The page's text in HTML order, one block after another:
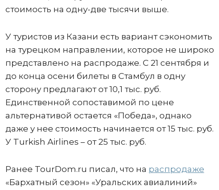
стоимость на одну-две тысячи выше.
У туристов из Казани есть вариант сэкономить
на турецком направлении, которое не широко
представлено на распродаже. С 21 сентября и
до конца осени билеты в Стамбул в одну
сторону предлагают от 10,1 тыс. руб.
Единственной сопоставимой по цене
альтернативой остается «Победа», однако
даже у нее стоимость начинается от 15 тыс. руб.
У Turkish Airlines – от 25 тыс. руб.
Ранее TourDom.ru писал, что на распродаже
«Бархатный сезон» «Уральских авиалиний»